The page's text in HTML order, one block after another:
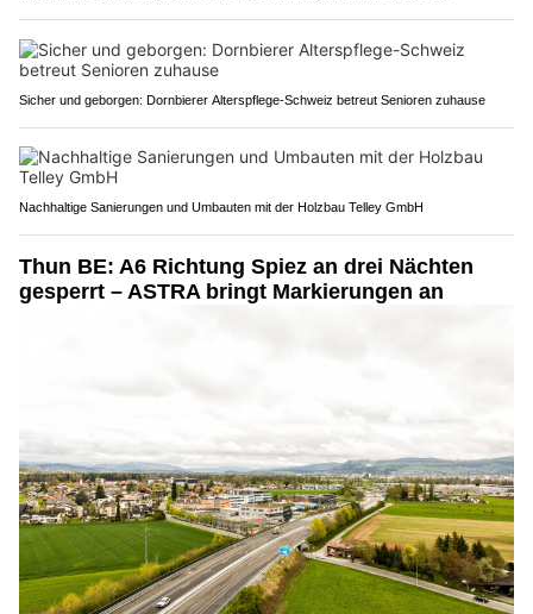
Sicher und geborgen: Dornbierer Alterspflege-Schweiz betreut Senioren zuhause
Nachhaltige Sanierungen und Umbauten mit der Holzbau Telley GmbH
Thun BE: A6 Richtung Spiez an drei Nächten
gesperrt – ASTRA bringt Markierungen an